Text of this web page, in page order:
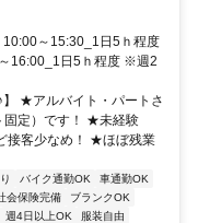
～15:30_1日5ｈ程度
16:00_1日5ｈ程度 ※週2
★アルバイト・パートさ
固定）です！ ★未経験
接客少なめ！ ★ほぼ残業
バイク通勤OK
車通勤OK
会保険完備
ブランクOK
週4日以上OK 服装自由